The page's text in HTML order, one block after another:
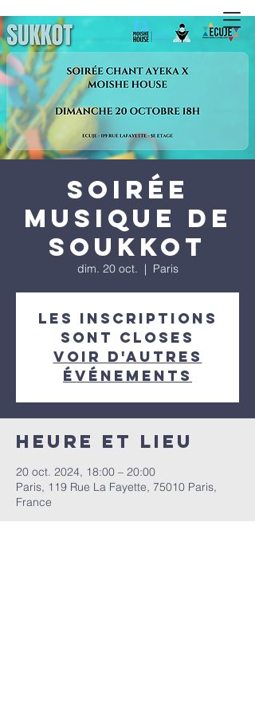
Soirée
musique de
Soukkot
dim. 20 oct.
  |
Paris
Les inscriptions
sont closes
Voir d'autres
événements
Heure et lieu
20 oct. 2024, 18:00 – 20:00
Paris, 119 Rue La Fayette, 75010 Paris,
France